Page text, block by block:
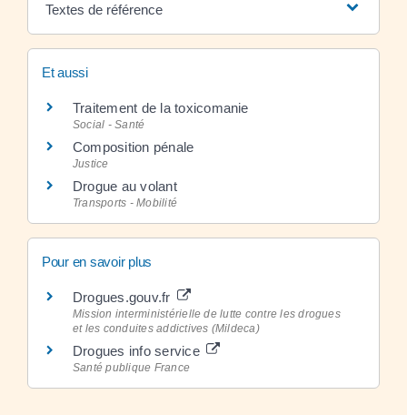
Textes de référence
Et aussi
Traitement de la toxicomanie
Social - Santé
Composition pénale
Justice
Drogue au volant
Transports - Mobilité
Pour en savoir plus
Drogues.gouv.fr
Mission interministérielle de lutte contre les drogues
et les conduites addictives (Mildeca)
Drogues info service
Santé publique France